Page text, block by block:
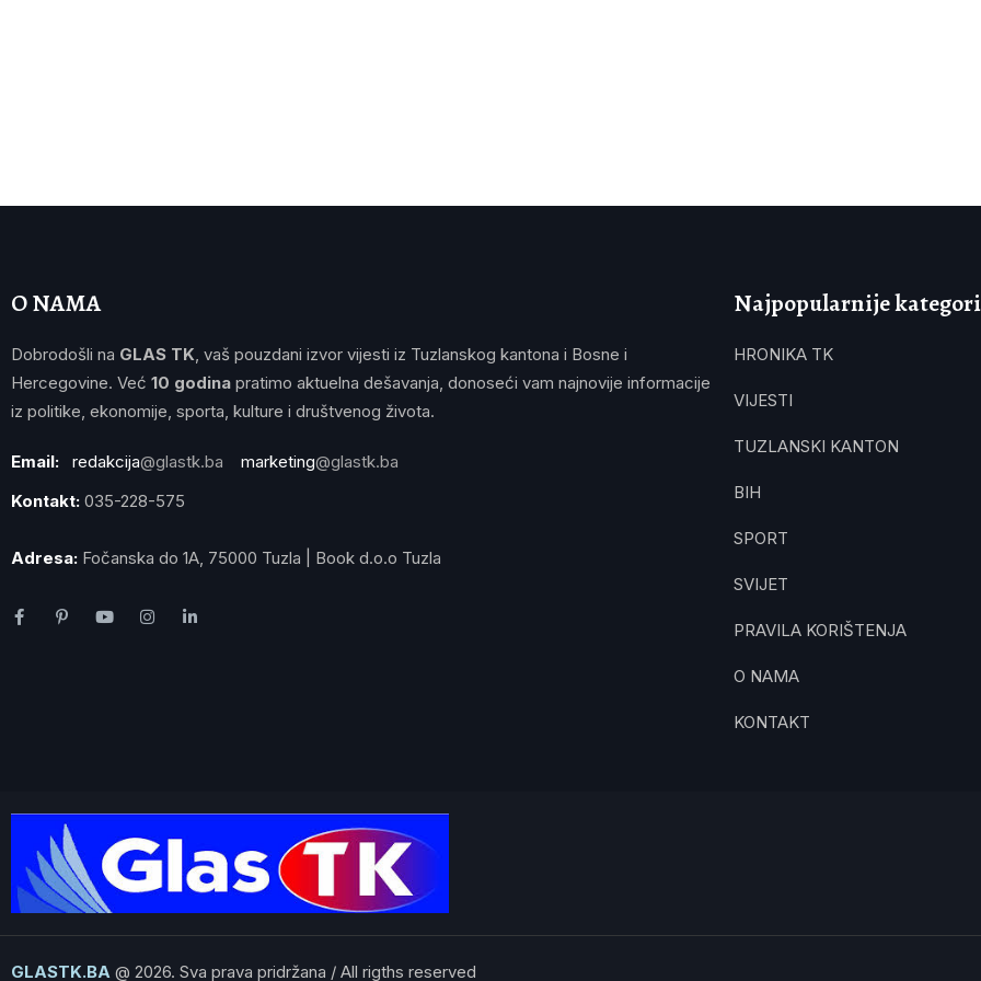
O NAMA
Dobrodošli na GLAS TK, vaš pouzdani izvor vijesti iz Tuzlanskog kantona i Bosne i
Hercegovine. Već 10 godina pratimo aktuelna dešavanja, donoseći vam najnovije informacije
iz politike, ekonomije, sporta, kulture i društvenog života.
Email: redakcija@glastk.ba marketing@glastk.ba
Kontakt: 035-228-575
Adresa: Fočanska do 1A, 75000 Tuzla | Book d.o.o Tuzla
Najpopularnije
HRONIKA TK
VIJESTI
TUZLANSKI KANTON
BIH
SPORT
SVIJET
PRAVILA KORIŠTENJA
O NAMA
KONTAKT
GLASTK.BA @ 2026. Sva prava pridržana / All rigths reserved